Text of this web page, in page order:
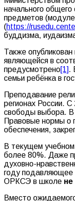
начального
предметов
(https://
буддизма,
Также
являющейся в
предусмотрено[1].
семьи ребёнка в
Преподавание
регионах России.
свободы выбора. В
Правовые нормы о
обеспечения,
В текущем
более 80%. Даже
духовно-
году подавляющее
ОРКСЭ в школе не
Вместо